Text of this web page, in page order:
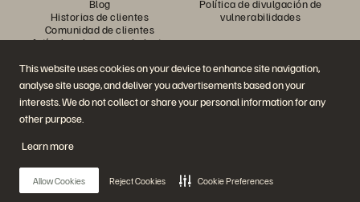
This website uses cookies on your device to enhance site navigation,
analyse site usage, and deliver you advertisements based on your
interests. We do not collect or share your personal information for any
other purpose.
Learn more
Allow Cookies Reject Cookies Cookie Preferences
Blog
Historias de clientes
Comunidad de clientes
Artículo sobre conocimiento
Política de divulgación de
vulnerabilidades
Únase a la conversación
Siga todos los canales sociales oficiales de Everpure
© 2026 Everpure, Inc. Todos los derechos reservados.
Privacidad Términos del sitio web LegalCentro de confianza